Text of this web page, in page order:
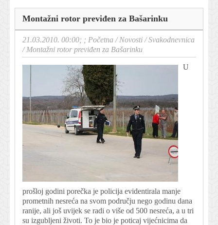
Montažni rotor previđen za Bašarinku
21.03.2010. 00:00; ; Početna /Novosti /Svakodnevnica
/Montažni rotor previđen za Bašarinku
U
prošloj godini porečka je policija evidentirala manje
prometnih nesreća na svom području nego godinu dana
ranije, ali još uvijek se radi o više od 500 nesreća, a u tri
su izgubljeni životi. To je bio je poticaj vijećnicima da